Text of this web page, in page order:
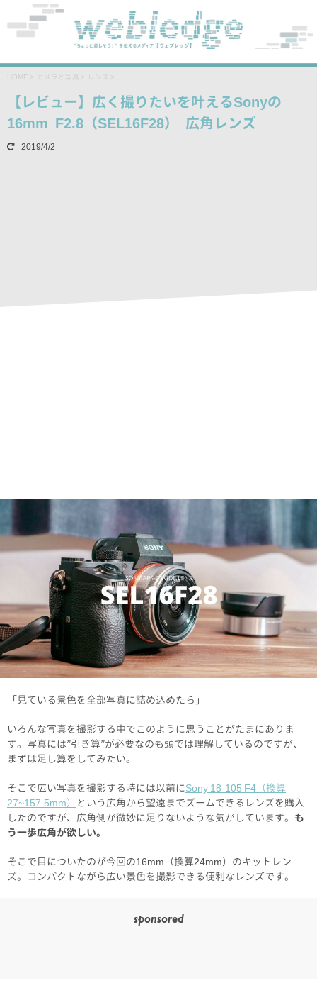
HOME カメラと写真
【レビュー】広く撮りたいを叶えるSonyの
16mm F2.8（SEL16F28） 広角レンズ
2019/4/2
「見ている景色を全部写真に詰め込めたら」
いろんな写真を撮影する中でこのように思うことがたまにありま
す。写真には”引き算”が必要なのも頭では理解しているのですが、
まずは足し算をしてみたい。
そこで広い写真を撮影する時には以前にSony 18-105 F4（換算
27~157.5mm）
という広角から望遠までズームできるレンズを購入
したのですが、広角側が微妙に足りないような気がしています。 も
う一歩広角が欲しい。
そこで目についたのが今回の16mm（換算24mm）のキットレン
ズ。コンパクトながら広い景色を撮影できる便利なレンズです。
sponsored